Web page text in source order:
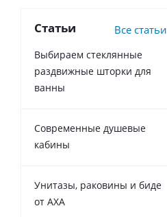
Статьи Все статьи
Выбираем стеклянные
раздвижные шторки для
ванны
Современные душевые
кабины
Унитазы, раковины и биде
от AXA